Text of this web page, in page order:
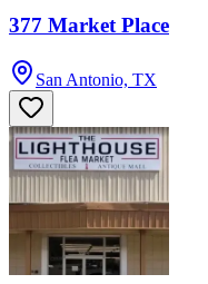
377 Market Place
San Antonio, TX